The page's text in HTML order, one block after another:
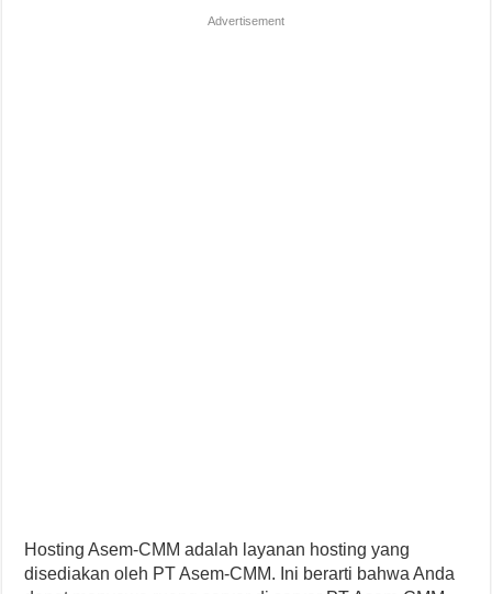
Advertisement
Hosting Asem-CMM adalah layanan hosting yang
disediakan oleh PT Asem-CMM. Ini berarti bahwa Anda